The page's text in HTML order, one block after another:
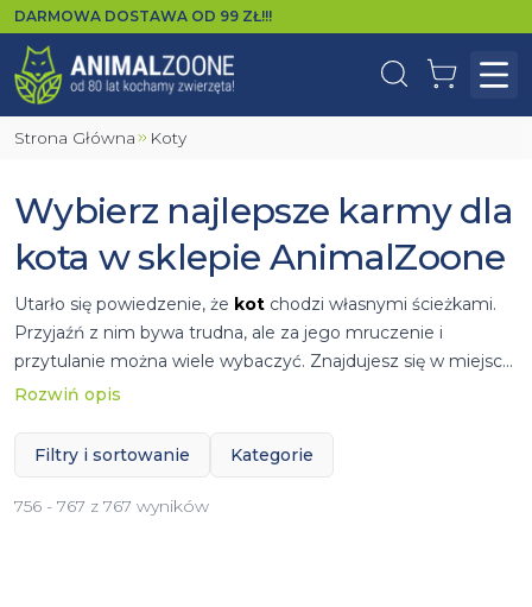
DARMOWA DOSTAWA OD 99 ZŁ!!!
WyszukajKoszyk
Strona Główna Koty
Wybierz najlepsze karmy dla
kota w sklepie AnimalZoone
Utarło się powiedzenie, że kot chodzi własnymi ścieżkami.
Przyjaźń z nim bywa trudna, ale za jego mruczenie i
przytulanie można wiele wybaczyć. Znajdujesz się w miejscu,
które doskonale rozumie potrzeby Twojego kociaka. Miejsce
tylko o dietę Twojego kociaka poprzez szeroki karm suchych
imokrych orazprzysmaków, ale także o odpowiednią
suplementacje witaminami i odżywkami
Rozwiń opis
Filtry i sortowanie Kategorie
756 - 767 z 767 wyników